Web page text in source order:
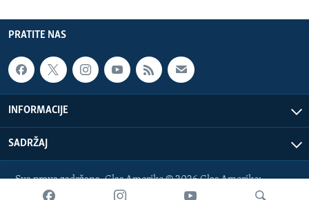
PRATITE NAS
INFORMACIJE
SADRŽAJ
Sva prava zadržana. Glas Amerike © 2026 Glas Amerike:
bosnian-service@voanews.com